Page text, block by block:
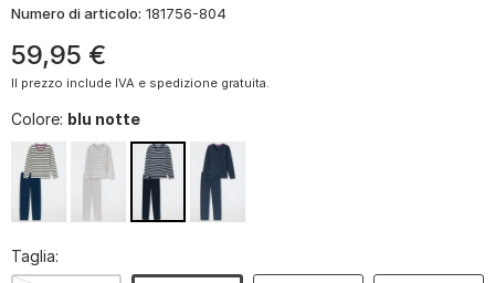
Numero di articolo: 181756-804
59,95 €
Il prezzo include IVA e spedizione gratuita.
Colore: blu notte
Taglia: